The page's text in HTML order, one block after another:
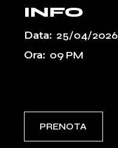
INFO
Data: 25/04/2026
Ora: 09 PM
PRENOTA